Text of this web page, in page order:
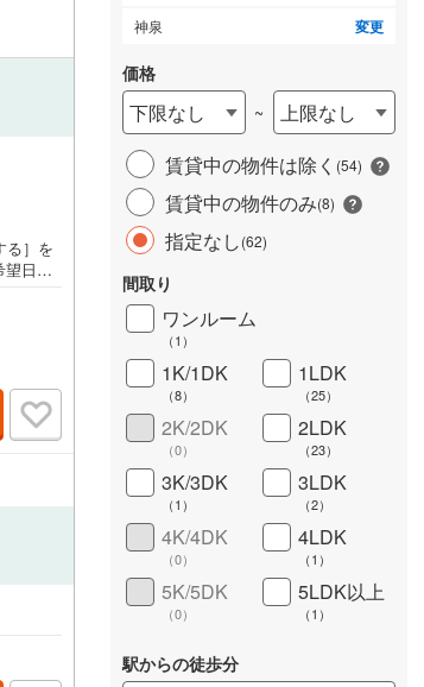
る］を
望日時
ポイ
ま
い。※
金と
も楽し
らまず
なくて
客様
神泉 変更
価格
下限なし ~
上限なし
賃貸中の物件は除く (54)
賃貸中の物件のみ(8)
指定なし(62)
間取り
ワンルーム
（1 ）
1K/1DK
（8）
1LDK
（25）
2K/2DK
（0）
2LDK
（23）
3K/3DK
（1 ）
3LDK
（2）
4K/4DK
（0）
4LDK
（1 ）
5K/5DK
（0）
5LDK以上
（1 ）
駅からの徒歩分
小浜線(4)
城端線(1)
関西本線（JR西日本）(
)
大阪環状線
山陽本線（JR西日本）
姫新線( 76)
吉備線
(54
可部線 (45
宇部線(8)
山陰本線(112)
境線(
)
(89
和歌山線(26)
ワイドバルコニー（19